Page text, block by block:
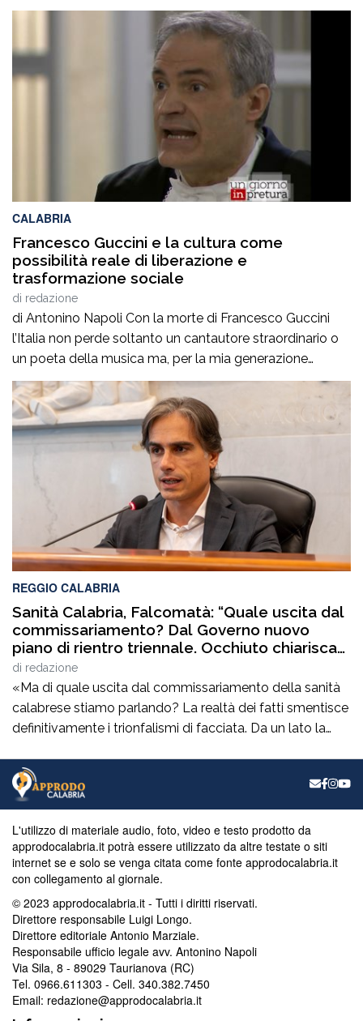
Pasquale Motta, che fino al 19 agosto porterà a
Camigliatello Silano alcuni tra i più autorevoli
protagonisti del panorama culturale e istituzionale
italiano. Nella splendida cornice di Piazza […]
CALABRIA
Francesco Guccini e la cultura come
possibilità reale di liberazione e
trasformazione sociale
di redazione
di Antonino Napoli Con la morte di Francesco Guccini
l’Italia non perde soltanto un cantautore straordinario o
un poeta della musica ma, per la mia generazione
cresciuta nella sinistra degli anni Ottanta e Novanta, se
ne va un autentico riferimento culturale, uno di quei
maestri che hanno insegnato a pensare prima ancora
che a cantare. […]
REGGIO CALABRIA
Sanità Calabria, Falcomatà: “Quale uscita dal
commissariamento? Dal Governo nuovo
piano di rientro triennale. Occhiuto chiarisca
le tante ombre sui bilanci del comparto
sanitario”
di redazione
«Ma di quale uscita dal commissariamento della sanità
calabrese stiamo parlando? La realtà dei fatti smentisce
definitivamente i trionfalismi di facciata. Da un lato la
pronuncia, dichiarando di non avere la competenza per
esprimersi. Dall’altro lato, lo stesso ministro Schillaci,
interrogato sul tema, dichiara di […]
L'utilizzo di materiale audio, foto, video e testo prodotto da
approdocalabria.it potrà essere utilizzato da altre testate o siti
internet se e solo se venga citata come fonte approdocalabria.it
con collegamento al giornale.
© 2023 approdocalabria.it - Tutti i diritti riservati.
Direttore responsabile Luigi Longo.
Direttore editoriale Antonio Marziale.
Responsabile ufficio legale avv. Antonino Napoli
Via Sila, 8 - 89029 Taurianova (RC)
Tel. 0966.611303 - Cell. 340.382.7450
Email: redazione@approdocalabria.it